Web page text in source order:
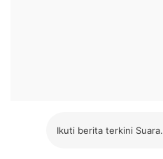
Ikuti berita terkini